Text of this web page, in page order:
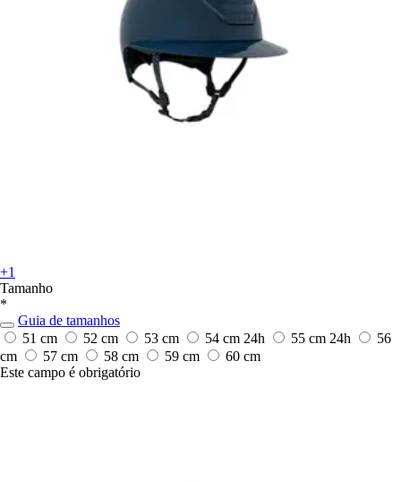
+1
Tamanho
*
Guia de tamanhos
51 cm
52 cm 53 cm 54 cm 24h 55 cm 24h
56
cm
57 cm 58 cm 59 cm
60 cm
Este campo é obrigatório